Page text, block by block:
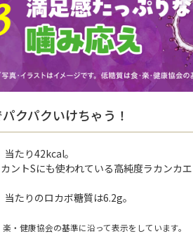
クパクいけちゃう！
たり42kcal。
ントSにも使われている高純度ラカンカ
たりのロカボ糖質は6.2g。
・健康協会の基準に沿って表示をしています。